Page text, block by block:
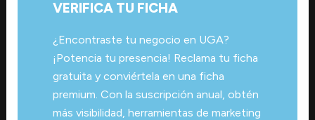
VERIFICA TU FICHA
¿Encontraste tu negocio en UGA?
¡Potencia tu presencia! Reclama tu ficha
gratuita y conviértela en una ficha
premium. Con la suscripción anual, obtén
más visibilidad, herramientas de marketing